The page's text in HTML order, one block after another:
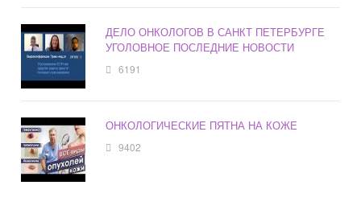
ДЕЛО ОНКОЛОГОВ В САНКТ ПЕТЕРБУРГЕ
УГОЛОВНОЕ ПОСЛЕДНИЕ НОВОСТИ
6191
ОНКОЛОГИЧЕСКИЕ ПЯТНА НА КОЖЕ
9402